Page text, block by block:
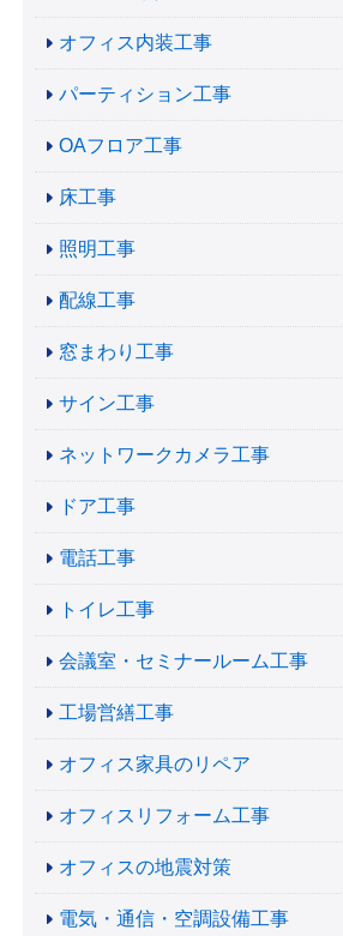
オフィス内装工事
パーティション工事
OAフロア工事
床工事
照明工事
配線工事
窓まわり工事
サイン工事
ネットワークカメラ工事
ドア工事
電話工事
トイレ工事
会議室・セミナールーム工事
工場営繕工事
オフィス家具のリペア
オフィスリフォーム工事
オフィスの地震対策
電気・通信・空調設備工事